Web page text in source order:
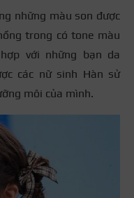
những màu son được
trong có tone màu
với những bạn da
các nữ sinh Hàn sử
môi của mình.